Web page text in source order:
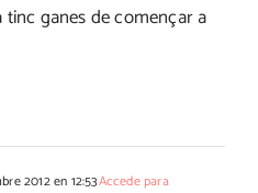
tinc ganes de començar a
2012 en 12:53Accede para